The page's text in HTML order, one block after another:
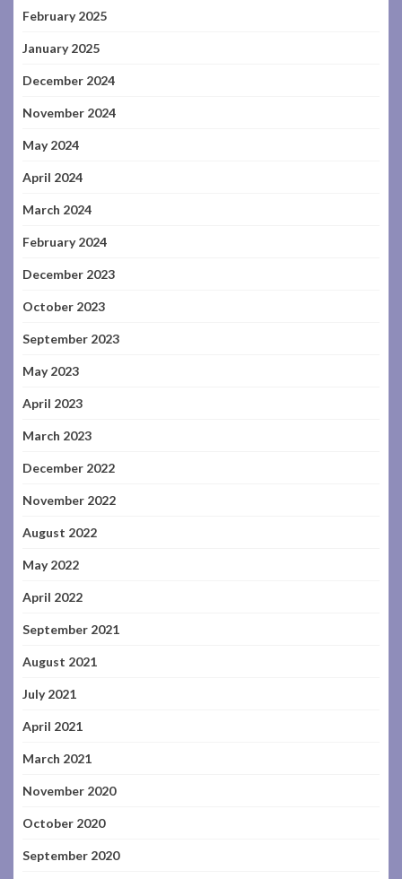
February 2025
January 2025
December 2024
November 2024
May 2024
April 2024
March 2024
February 2024
December 2023
October 2023
September 2023
May 2023
April 2023
March 2023
December 2022
November 2022
August 2022
May 2022
April 2022
September 2021
August 2021
July 2021
April 2021
March 2021
November 2020
October 2020
September 2020